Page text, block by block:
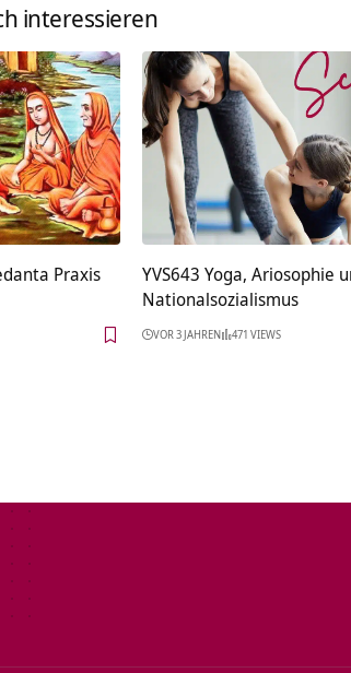
interessieren
Praxis
YVS643 Yoga, Ariosophie
Nationalsozialismus
VOR 3 JAHREN 471 VIEWS